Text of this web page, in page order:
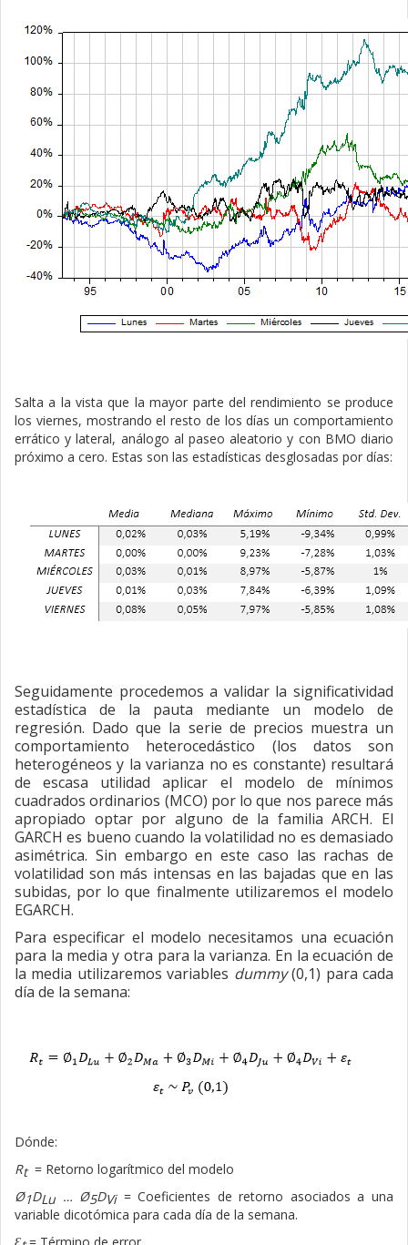
Salta a la vista que la mayor parte del rendimiento se produce
los viernes, mostrando el resto de los días un comportamiento
errático y lateral, análogo al paseo aleatorio y con BMO diario
próximo a cero. Estas son las estadísticas desglosadas por días:
Seguidamente procedemos a validar la significatividad
estadística de la pauta mediante un modelo de
regresión. Dado que la serie de precios muestra un
comportamiento heterocedástico (los datos son
heterogéneos y la varianza no es constante) resultará
de escasa utilidad aplicar el modelo de mínimos
cuadrados ordinarios (MCO) por lo que nos parece más
apropiado optar por alguno de la familia ARCH. El
GARCH es bueno cuando la volatilidad no es demasiado
asimétrica. Sin embargo en este caso las rachas de
volatilidad son más intensas en las bajadas que en las
subidas, por lo que finalmente utilizaremos el modelo
EGARCH.
Para especificar el modelo necesitamos una ecuación
para la media y otra para la varianza. En la ecuación de
la media utilizaremos variables dummy(0,1) para cada
día de la semana:
Dónde:
Rt = Retorno logarítmico del modelo
Ø1DLu … Ø5DVi= Coeficientes de retorno asociados a una
variable dicotómica para cada día de la semana.